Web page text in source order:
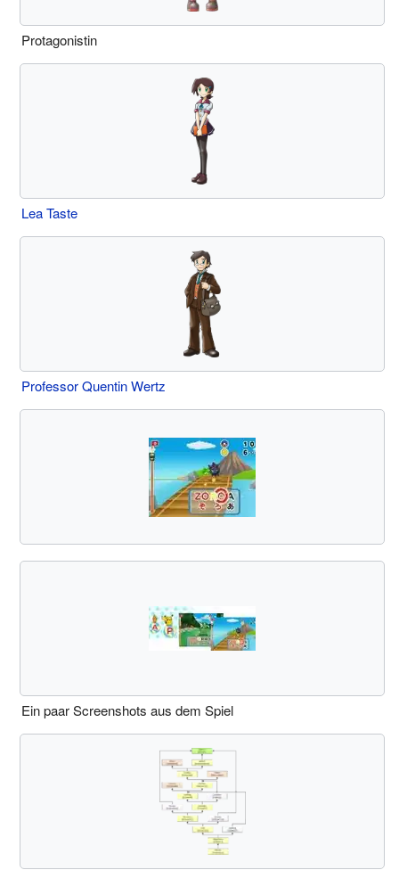
Protagonistin
Lea Taste
Professor Quentin Wertz
Ein paar Screenshots aus dem Spiel